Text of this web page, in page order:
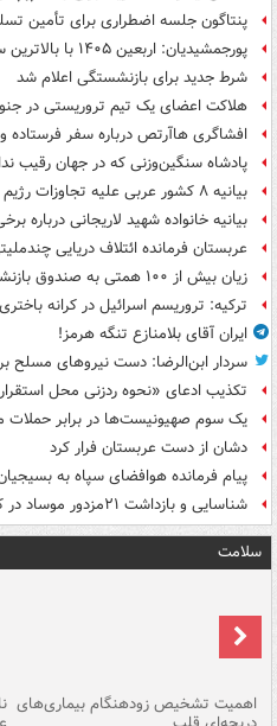
پنتاگون جلسه اضطراری برای تأمین
پورجمشیدیان: اربعین ۱۴۰۵ با بالاترین سطح امنیت برگزار شد
شرط جدید برای بازنشستگی اعلام شد
هلاکت اعضای یک تیم تروریستی در
افشاگری هاآرتص درباره سفر فرستاده
پادشاه سنگین‌وزنی که در جهان رقیب
بیانیه ۸ کشور عربی علیه تجاوزات رژیم صهیونیستی در غزه
بیانیه خانواده شهید لاریجانی درباره
عربستان فرمانده ائتلاف دریایی
زیان بیش از ۱۰۰ همتی به صندوق‌ بازنشستگی نفت
ترکیه: تروریسم اسرائیل در کرانه
ایران آقای بلامنازع تنگه هرمز!
سردار ابن‌الرضا: دست نیروهای مسلح
تکذیب ادعای «نحوه ردزنی محل
یک‌ سوم صهیونیست‌ها در برابر
دشان از دست عربستان فرار کرد
پیام فرمانده هوافضای سپاه به
شناسایی و بازداشت ۲۱مزدور موساد در کرمان
سلامت
اهمیت تشخیص زودهنگام بیماری‌های